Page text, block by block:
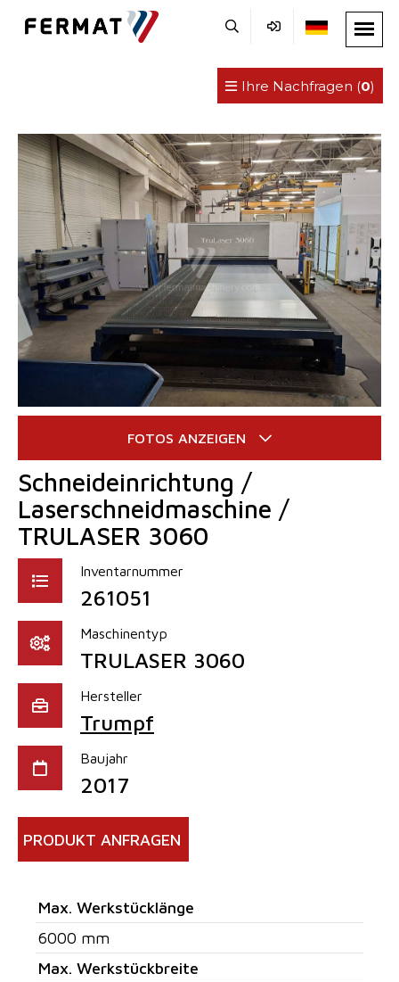
Ihre Nachfragen (0)
Schneideinrichtung /
Laserschneidmaschine /
TRULASER 3060
Inventarnummer
261051
Maschinentyp
TRULASER 3060
Hersteller
Trumpf
Baujahr
2017
PRODUKT ANFRAGEN
Max. Werkstücklänge
6000 mm
Max. Werkstückbreite